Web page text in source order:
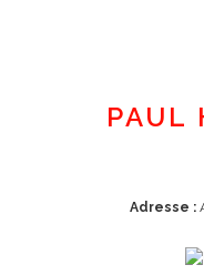
PAUL
Adresse :